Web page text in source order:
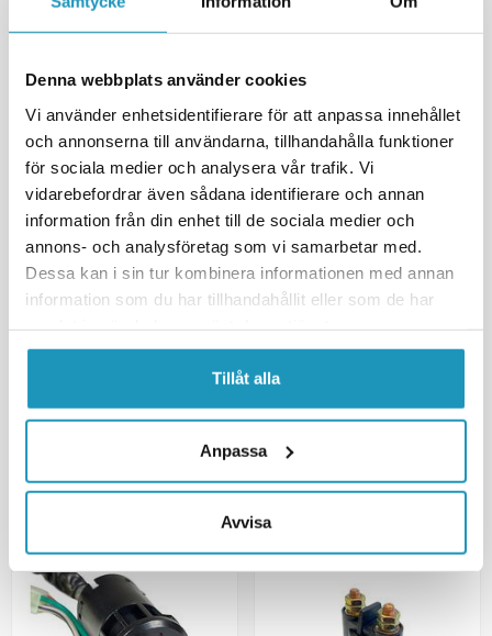
Denna webbplats använder cookies
Vi använder enhetsidentifierare för att anpassa innehållet
och annonserna till användarna, tillhandahålla funktioner
för sociala medier och analysera vår trafik. Vi
vidarebefordrar även sådana identifierare och annan
information från din enhet till de sociala medier och
annons- och analysföretag som vi samarbetar med.
Dessa kan i sin tur kombinera informationen med annan
information som du har tillhandahållit eller som de har
Tillåt alla
Anpassa
Avvisa
ATV LAB
Startmotor Suzuki LT-A 400 /
MER INFORMATION
BRONCO
Startrelä Yamaha Grizzly
535 kr
MER INFORMATION
UNIVERSAL